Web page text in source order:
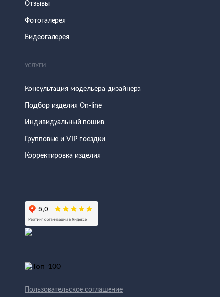
Отзывы
Фотогалерея
Видеогалерея
УСЛУГИ
Консультация модельера-дизайнера
Подбор изделия On-line
Индивидуальный пошив
Групповые и VIP поездки
Корректировка изделия
Пользовательское соглашение